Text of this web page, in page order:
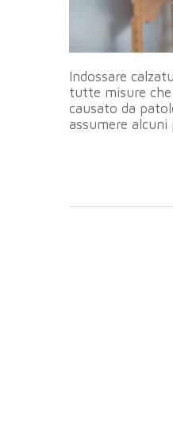
Indossare
tutte misure che
causato da
assumere